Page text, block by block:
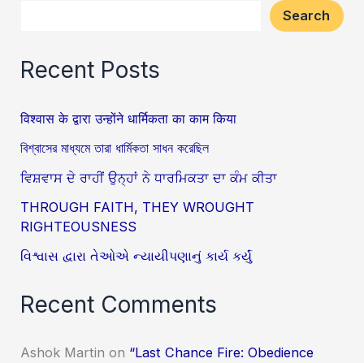
Search
Recent Posts
विश्वास के द्वारा उन्होंने धार्मिकता का काम किया
বিশ্বাসের মাধ্যমে তারা ধার্মিকতা সাধন করেছিল
ਵਿਸ਼ਵਾਸ ਦੇ ਰਾਹੀਂ ਉਨ੍ਹਾਂ ਨੇ ਧਾਰਮਿਕਤਾ ਦਾ ਕੰਮ ਕੀਤਾ
THROUGH FAITH, THEY WROUGHT
RIGHTEOUSNESS
વિશ્વાસ દ્વારા તેઓએ ન્યાયીપણાનું કાર્ય કર્યું
Recent Comments
Ashok Martin on “Last Chance Fire: Obedience